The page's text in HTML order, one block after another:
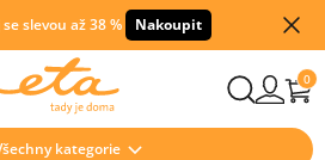
slevou až 38 % Nakoupit
0
kategorie